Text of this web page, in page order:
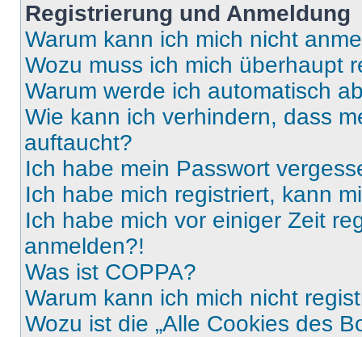
Registrierung und Anmeldung
Warum kann ich mich nicht
Wozu muss ich mich überhaupt
Warum werde ich automatisch
Wie kann ich verhindern, dass
auftaucht?
Ich habe mein Passwort
Ich habe mich registriert, kann
Ich habe mich vor einiger Zeit
anmelden?!
Was ist COPPA?
Warum kann ich mich nicht
Wozu ist die „Alle Cookies des